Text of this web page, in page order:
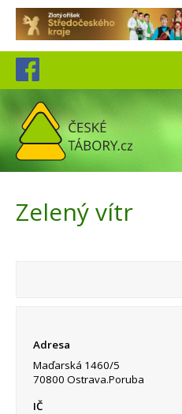
Zelený vítr
Adresa
Maďarská 1460/5
70800 Ostrava.Poruba
IČ